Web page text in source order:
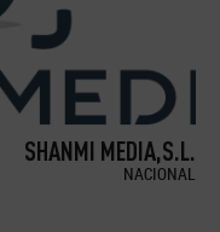
SHANMI MEDIA,S.L.
NACIONAL